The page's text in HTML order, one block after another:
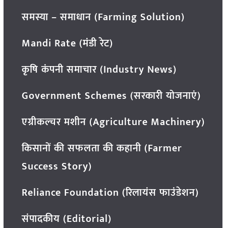
समस्या – समाधान (Farming Solution)
Mandi Rate (मंडी रेट)
कृषि कंपनी समाचार (Industry News)
Government Schemes (सरकारी योजनाएं)
एग्रीकल्चर मशीन (Agriculture Machinery)
किसानों की सफलता की कहानी (Farmer
Success Story)
Reliance Foundation (रिलायंस फाउंडेशन)
संपादकीय (Editorial)